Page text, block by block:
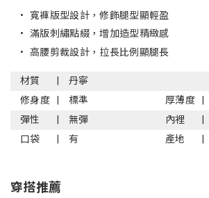
• 寬褲版型設計，修飾腿型顯輕盈
• 滿版刺繡點綴，增加造型精緻感
• 高腰剪裁設計，拉長比例顯腿長
材質
丹寧
修身度
標準 厚薄度
彈性
無彈 內裡
口袋
有 產地
穿搭推薦